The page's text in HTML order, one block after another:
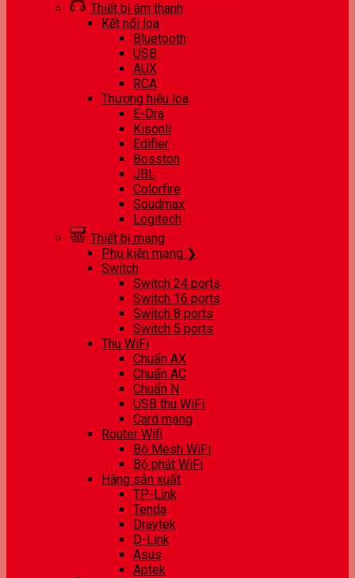
Thiết bị âm thanh
Kết nối loa
Bluetooth
USB
AUX
RCA
Thương hiệu loa
E-Dra
Kisonli
Edifier
Bosston
JBL
Colorfire
Soudmax
Logitech
Thiết bị mạng
Phụ kiện mạng ❯
Switch
Switch 24 ports
Switch 16 ports
Switch 8 ports
Switch 5 ports
Thu WiFi
Chuẩn AX
Chuẩn AC
Chuẩn N
USB thu WiFi
Card mạng
Router Wifi
Bộ Mesh WiFi
Bộ phát WiFi
Hãng sản xuất
TP-Link
Tenda
Draytek
D-Link
Asus
Aptek